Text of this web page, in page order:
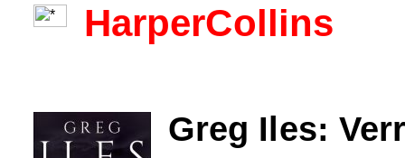
HarperCollins
Greg Iles: